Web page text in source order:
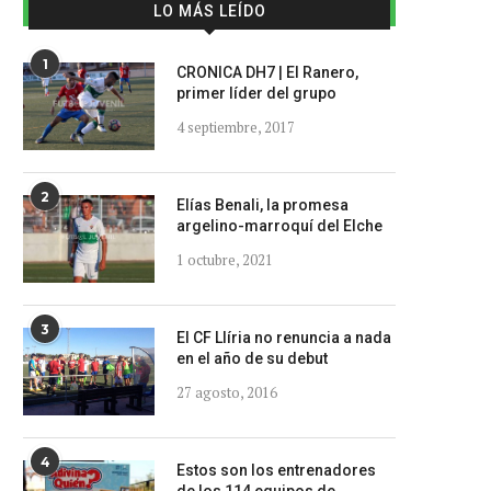
LO MÁS LEÍDO
1
CRONICA DH7 | El Ranero,
primer líder del grupo
4 septiembre, 2017
2
Elías Benali, la promesa
argelino-marroquí del Elche
1 octubre, 2021
3
El CF Llíria no renuncia a nada
en el año de su debut
27 agosto, 2016
4
Estos son los entrenadores